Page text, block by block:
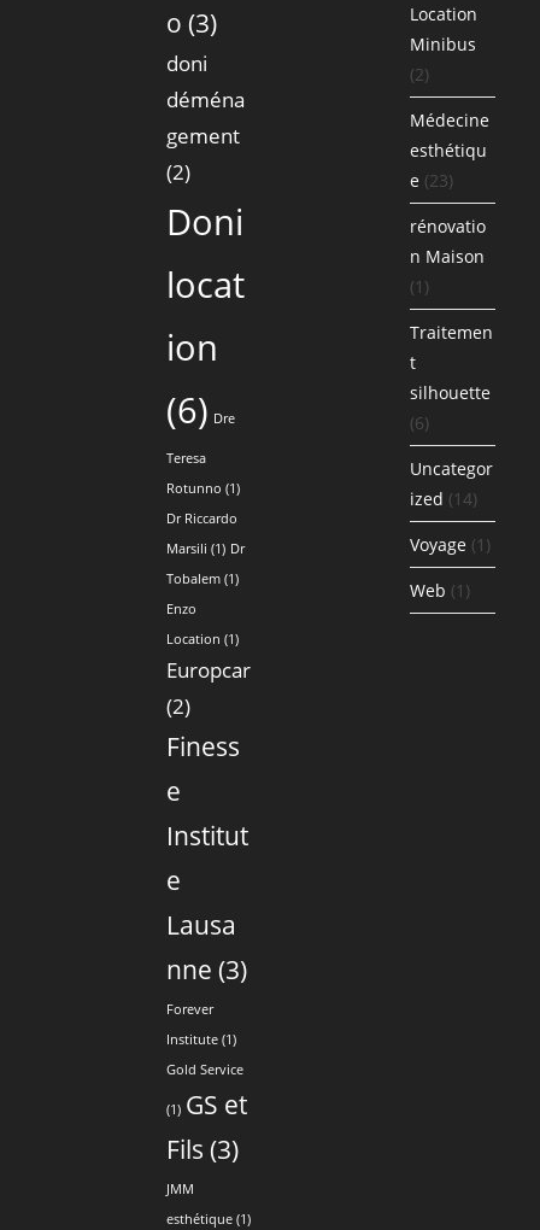
o (3)
doni
déména
gement
(2)
Doni
locat
ion
(6) Dre
Teresa
Rotunno (1)
Dr Riccardo
Marsili (1) Dr
Tobalem (1)
Enzo
Location (1)
Europcar
(2)
Finess
e
Institut
e
Lausa
nne (3)
Forever
Institute (1)
Gold Service
(1) GS et
Fils (3)
JMM
esthétique (1)
Location
Minibus
(2)
Médecine
esthétiqu
e (23)
rénovatio
n Maison
(1)
Traitemen
t
silhouette
(6)
Uncategor
ized (14)
Voyage (1)
Web (1)